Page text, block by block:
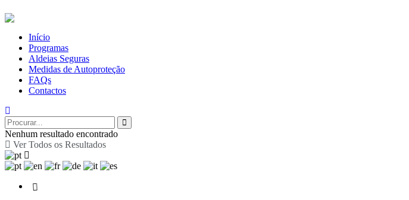
Início
Programas
Aldeias Seguras
Medidas de Autoproteção
FAQs
Contactos
Nenhum resultado encontrado
Ver Todos os Resultados